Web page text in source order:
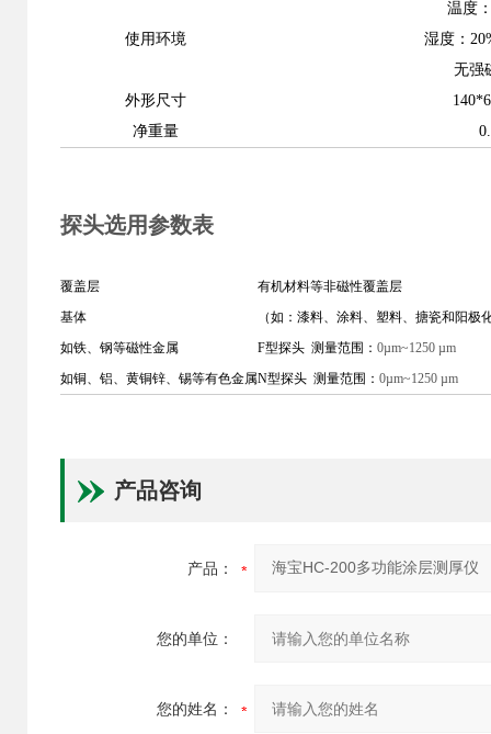
使用环境
温度
湿度：
无强
外形尺寸
净重量
探头选用参数表
覆盖层
有机材料等非磁性覆盖层
基体
（如：漆料、涂料、塑料、搪瓷和阳极
如铁、钢等磁性金属
F型探头 测量范围： 0µm~1250 µm
如铜、铝、黄铜锌、锡等有色金属N型探头 测量范围： 0µm~1250 µm
产品咨询
产品：
您的单位：
您的姓名：